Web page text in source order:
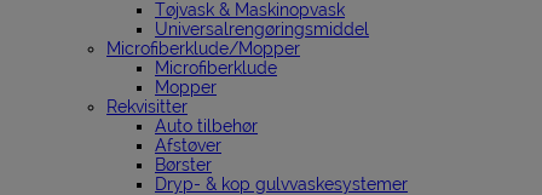
Tøjvask & Maskinopvask
Universalrengøringsmiddel
Microfiberklude/Mopper
Microfiberklude
Mopper
Rekvisitter
Auto tilbehør
Afstøver
Børster
Dryp- & kop gulvvaskesystemer